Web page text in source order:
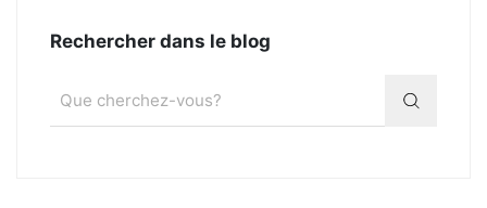
Rechercher dans le blog